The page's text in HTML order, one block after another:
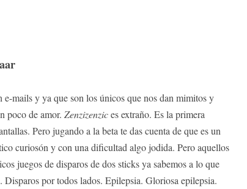
e-mails y ya que son los únicos que nos dan mimitos y
poco de amor. Zenzizenzices extraño. Es la primera
Pero jugando a la beta te das cuenta de que es un
curiosón y con una dificultad algo jodida. Pero aquellos
juegos de disparos de dos sticks ya sabemos a lo que
por todos lados. Epilepsia. Gloriosa epilepsia.